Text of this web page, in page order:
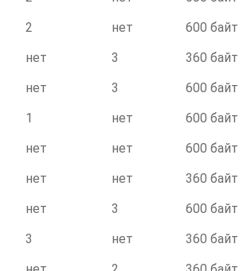
2 нет 600 байт
нет 3 360 байт
нет 3 600 байт
1 нет 600 байт
нет нет 600 байт
нет нет 360 байт
нет 3 600 байт
3 нет 360 байт